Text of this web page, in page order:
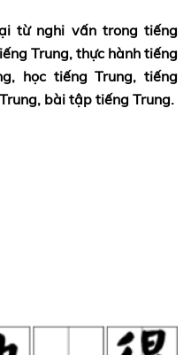
từ nghi vấn trong tiếng
Trung, thực hành tiếng
học tiếng Trung, tiếng
bài tập tiếng Trung.